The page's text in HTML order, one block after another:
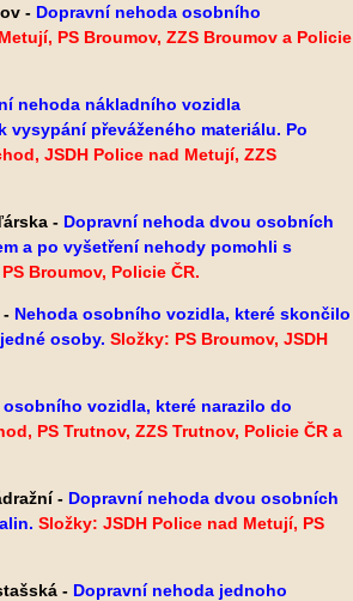
- Dopravní nehoda osobního
PS Broumov, ZZS Broumov a Policie
nehoda nákladního vozidla
převáženého materiálu. Po
JSDH Police nad Metují, ZZS
- Dopravní nehoda dvou osobních
a po vyšetření nehody pomohli s
Broumov, Policie ČR.
- Nehoda osobního vozidla, které skončilo
osoby. Složky: PS Broumov, JSDH
vozidla, které narazilo do
PS Trutnov, ZZS Trutnov, Policie ČR a
- Dopravní nehoda dvou osobních
Složky: JSDH Police nad Metují, PS
- Dopravní nehoda jednoho